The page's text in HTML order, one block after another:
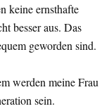
keine ernsthafte
besser aus. Das
geworden sind.
werden meine Frau
sein.